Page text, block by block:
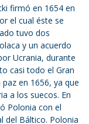
firmó en 1654 en
el cual éste se
tuvo dos
y un acuerdo
Ucrania, durante
casi todo el Gran
en 1656, ya que
a los suecos. En
Polonia con el
del Báltico. Polonia